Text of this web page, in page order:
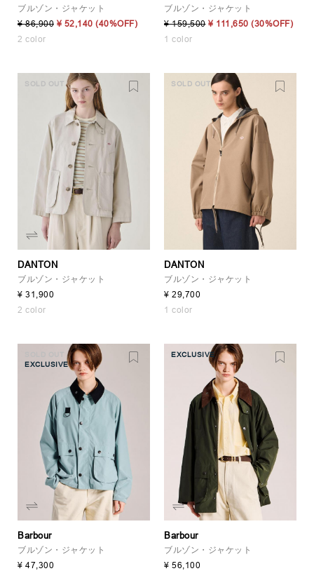
ブルゾン・ジャケット
¥ 86,900 ¥ 52,140 (40%OFF)
2 color
ブルゾン・ジャケット
¥ 159,500 ¥ 111,650 (30%OFF)
1 color
SOLD OUT
DANTON
ブルゾン・ジャケット
¥ 31,900
2 color
SOLD OUT
DANTON
ブルゾン・ジャケット
¥ 29,700
1 color
EXCLUSIVE
Barbour
ブルゾン・ジャケット
¥ 47,300
EXCLUSIVE
Barbour
ブルゾン・ジャケット
¥ 56,100